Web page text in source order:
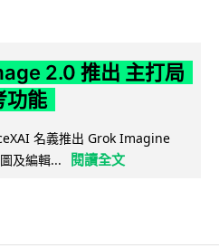
2.0 推出 主打局
功能
名義推出 Grok Imagine
及編輯...
閱讀全文